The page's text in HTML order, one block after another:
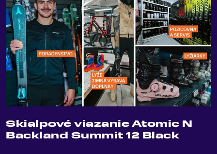
Skialpové viazanie Atomic N
Backland Summit 12 Black